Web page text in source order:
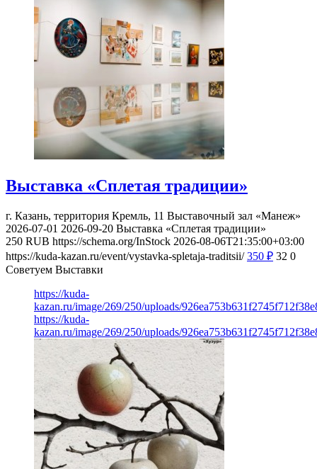
Выставка «Сплетая традиции»
г. Казань, территория Кремль, 11 Выставочный зал «Манеж»
2026-07-01 2026-09-20 Выставка «Сплетая традиции»
250 RUB https://schema.org/InStock 2026-08-06T21:35:00+03:00
https://kuda-kazan.ru/event/vystavka-spletaja-traditsii/ 350 ₽ 32 0
Советуем Выставки
https://kuda-
kazan.ru/image/269/250/uploads/
https://kuda-
kazan.ru/image/269/250/uploads/